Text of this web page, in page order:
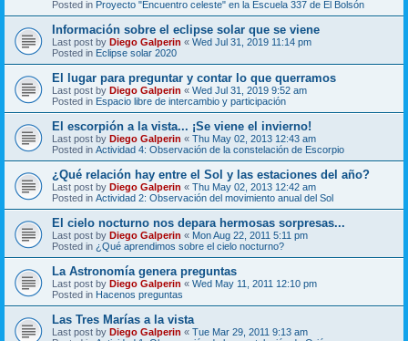
Posted in Proyecto "Encuentro celeste" en la Escuela 337 de El Bolsón
Información sobre el eclipse solar que se viene
Last post by Diego Galperin « Wed Jul 31, 2019 11:14 pm
Posted in Eclipse solar 2020
El lugar para preguntar y contar lo que querramos
Last post by Diego Galperin « Wed Jul 31, 2019 9:52 am
Posted in Espacio libre de intercambio y participación
El escorpión a la vista... ¡Se viene el invierno!
Last post by Diego Galperin « Thu May 02, 2013 12:43 am
Posted in Actividad 4: Observación de la constelación de Escorpio
¿Qué relación hay entre el Sol y las estaciones del año?
Last post by Diego Galperin « Thu May 02, 2013 12:42 am
Posted in Actividad 2: Observación del movimiento anual del Sol
El cielo nocturno nos depara hermosas sorpresas...
Last post by Diego Galperin « Mon Aug 22, 2011 5:11 pm
Posted in ¿Qué aprendimos sobre el cielo nocturno?
La Astronomía genera preguntas
Last post by Diego Galperin « Wed May 11, 2011 12:10 pm
Posted in Hacenos preguntas
Las Tres Marías a la vista
Last post by Diego Galperin « Tue Mar 29, 2011 9:13 am